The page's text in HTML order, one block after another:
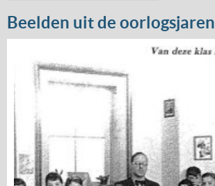
Beelden uit de oorlogsjaren